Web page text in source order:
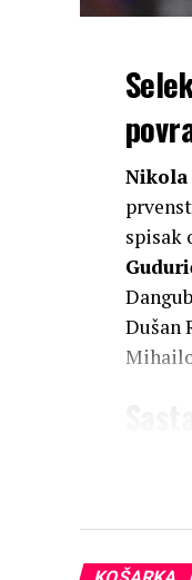
Nikola
spisak
Dušan
tim